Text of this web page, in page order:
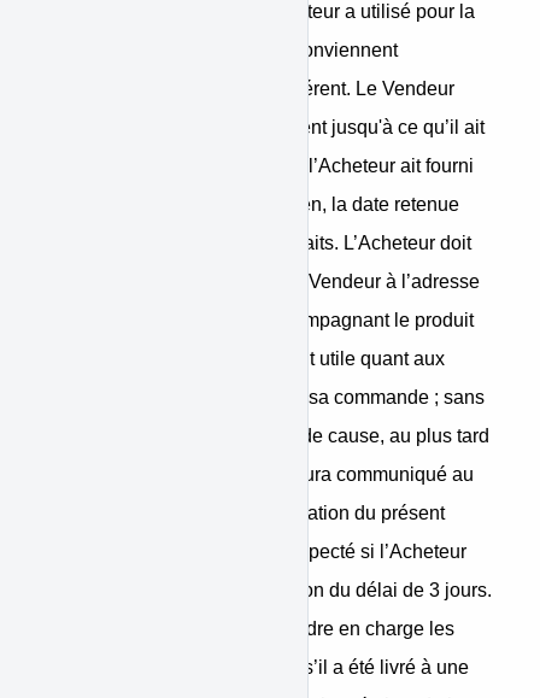
paiement que celui que l’Acheteur a utilisé pour la
transaction initiale, sauf s’ils conviennent
expressément d'un moyen différent. Le Vendeur
pourra différer le remboursement jusqu'à ce qu’il ait
reçu le bien ou jusqu'à ce que l’Acheteur ait fourni
une preuve d'expédition du bien, la date retenue
étant celle du premier de ces faits. L’Acheteur doit
renvoyer ou rendre le bien, au Vendeur à l’adresse
qui lui a été indiquée, en accompagnant le produit
retourné de tout renseignement utile quant aux
cordonnées de l’Acheteur et à sa commande ; sans
retard excessif et, en tout état de cause, au plus tard
3 jours après que l’Acheteur aura communiqué au
Vendeur sa décision de rétractation du présent
contrat. Ce délai est réputé respecté si l’Acheteur
renvoie le bien avant l'expiration du délai de 3 jours.
• Frais : L’Acheteur devra prendre en charge les
frais directs de renvoi du bien s’il a été livré à une